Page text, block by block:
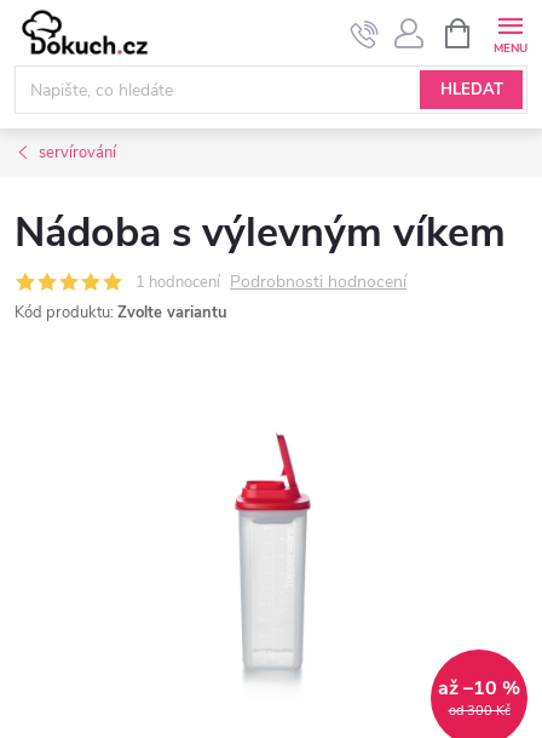
Přejít
obsah
HLEDAT
NÁKUPNÍ
KOŠÍK
servírování
Nádoba s výlevným víkem
1 hodnocení Podrobnosti hodnocení
Kód produktu: Zvolte variantu
od 300 Kč
až –10 %